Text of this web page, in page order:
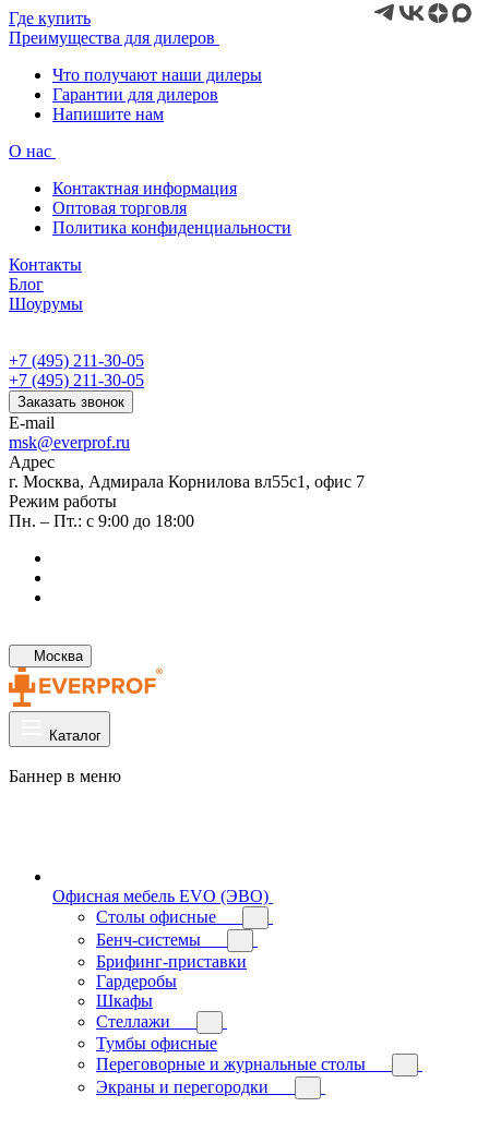
Где купить
Преимущества для дилеров
Что получают наши дилеры
Гарантии для дилеров
Напишите нам
О нас
Контактная информация
Оптовая торговля
Политика конфиденциальности
Контакты
Блог
Шоурумы
+7 (495) 211-30-05
+7 (495) 211-30-05
Заказать звонок
E-mail
msk@everprof.ru
Адрес
г. Москва, Адмирала Корнилова вл55с1, офис 7
Режим работы
Пн. – Пт.: с 9:00 до 18:00
Москва
Каталог
Баннер в меню
Офисная мебель EVO (ЭВО)
Cтолы офисные
Бенч-системы
Брифинг-приставки
Гардеробы
Шкафы
Стеллажи
Тумбы офисные
Переговорные и журнальные столы
Экраны и перегородки